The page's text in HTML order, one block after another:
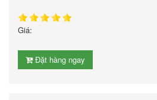
Giá:
Đặt hàng ngay